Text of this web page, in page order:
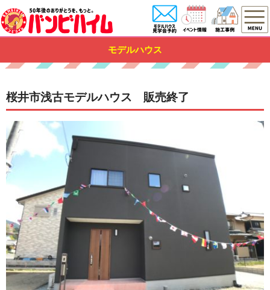
モデルハウス
桜井市浅古モデルハウス 販売終了